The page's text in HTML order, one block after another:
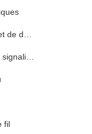
de débouché
de LED
fil